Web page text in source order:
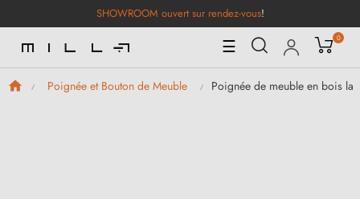
SHOWROOM ouvert sur rendez-vous!
Basculer
la
navigation
☰ 0
Poignée et Bouton de Meuble Poignée de meuble en bois